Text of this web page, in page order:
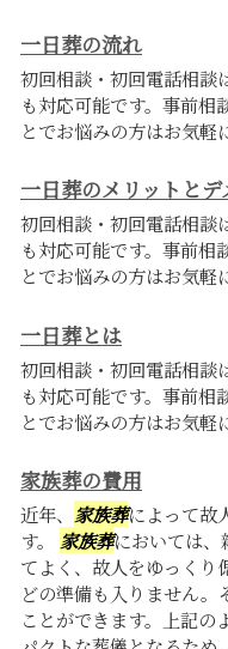
一日葬の流れ
初回相談・初回電話相談
も対応可能です。事前相
とでお悩みの方はお気軽
一日葬のメリットとデ
初回相談・初回電話相談
も対応可能です。事前相
とでお悩みの方はお気軽
一日葬とは
初回相談・初回電話相談
も対応可能です。事前相
とでお悩みの方はお気軽
家族葬の費用
近年、 家族葬によって故
す。 家族葬においては、
てよく、故人をゆっくり
どの準備も入りません。
ことができます。上記の